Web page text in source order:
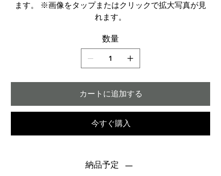
ます。 ※画像をタップまたはクリックで拡大写真が見
れます。
数量
カートに追加する
今すぐ購入
納品予定